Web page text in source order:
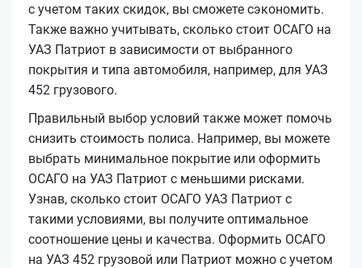
с учетом таких скидок, вы сможете сэкономить.
Также важно учитывать, сколько стоит ОСАГО на
УАЗ Патриот в зависимости от выбранного
покрытия и типа автомобиля, например, для УАЗ
452 грузового.
Правильный выбор условий также может помочь
снизить стоимость полиса. Например, вы можете
выбрать минимальное покрытие или оформить
ОСАГО на УАЗ Патриот с меньшими рисками.
Узнав, сколько стоит ОСАГО УАЗ Патриот с
такими условиями, вы получите оптимальное
соотношение цены и качества. Оформить ОСАГО
на УАЗ 452 грузовой или Патриот можно с учетом